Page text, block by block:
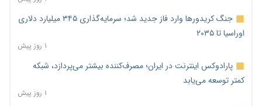
جنگ کریدورها وارد فاز جدید شد؛ سرمایه‌گذاری ۳۴۵ میلیارد دلاری
اوراسیا تا ۲۰۳۵
۱ روز پیش
پارادوکس اینترنت در ایران؛ مصرف‌کننده بیشتر می‌پردازد، شبکه
کمتر توسعه می‌یابد
۱ روز پیش